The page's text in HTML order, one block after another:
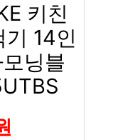
키친
14인
닝블